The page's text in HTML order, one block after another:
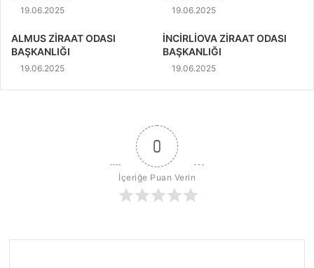
19.06.2025 19.06.2025
ALMUS ZİRAAT ODASI
BAŞKANLIĞI
19.06.2025
İNCİRLİOVA ZİRAAT ODASI
BAŞKANLIĞI
19.06.2025
0
İçeriğe Puan Verin